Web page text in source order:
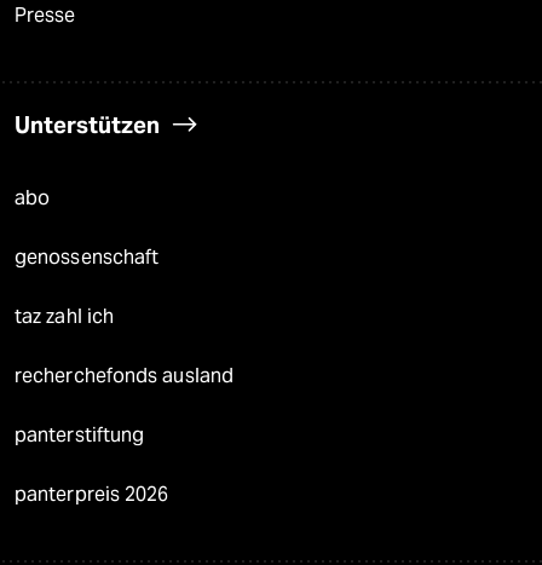
Presse
Unterstützen
abo
genossenschaft
taz zahl ich
recherchefonds ausland
panterstiftung
panterpreis 2026